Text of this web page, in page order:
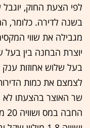
יוצרת הבחנה בין בעל
בעל שלוש אחוזות ענק
לצמצם את כמות
שר האוצר בהצעתו לא